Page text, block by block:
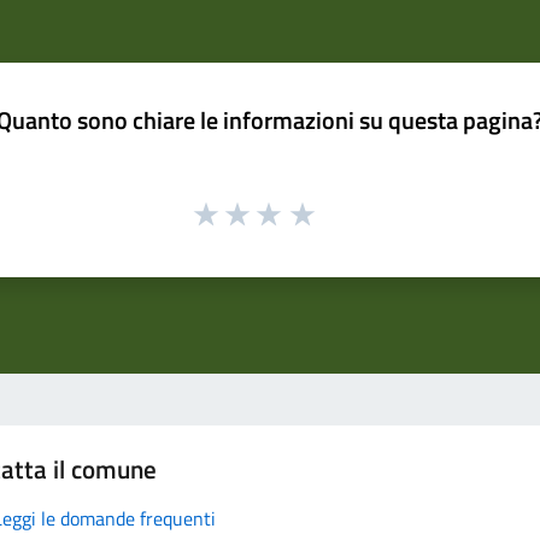
sono chiare le informazioni su questa
il comune
le domande frequenti